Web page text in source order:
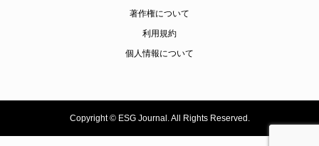
著作権について
利用規約
個人情報について
Copyright ©ESG Journal. All Rights Reserved.